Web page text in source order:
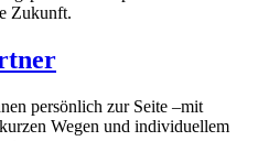
Zukunft.
persönlich zur Seite –mit
Wegen und individuellem